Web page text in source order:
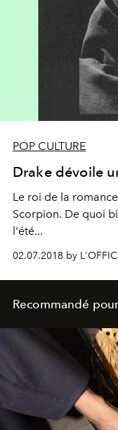
POP CULTURE
Drake dévoile
Le roi de la
Scorpion. De quoi
l'été...
02.07.2018 by
Recommandé